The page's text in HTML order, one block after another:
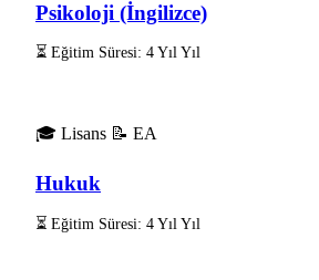
Psikoloji (İngilizce)
⏳ Eğitim Süresi: 4 Yıl Yıl
🎓 Lisans 📝 EA
Hukuk
⏳ Eğitim Süresi: 4 Yıl Yıl